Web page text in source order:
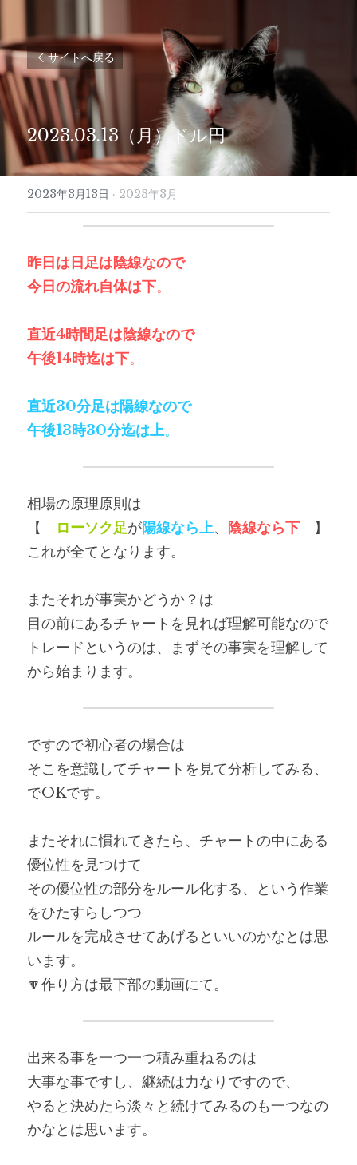
サイトへ戻る
2023.03.13（月）ドル円
2023年3月13日 · 2023年3月
昨日は日足は陰線なので
今日の流れ自体は下。
直近4時間足は陰線なので
午後14時迄は下。
直近30分足は陽線なので
午後13時30分迄は上。
相場の原理原則は
【
ローソク足が陽線なら上、 陰線なら下 】
これが全てとなります。
またそれが事実かどうか？は
目の前にあるチャートを見れば理解可能なので
トレードというのは、まずその事実を理解して
から始まります。
ですので初心者の場合は
そこを意識してチャートを見て分析してみる、
でOKです。
またそれに慣れてきたら、チャートの中にある
優位性を見つけて
その優位性の部分をルール化する、という作業
をひたすらしつつ
ルールを完成させてあげるといいのかなとは思
います。
🔽作り方は最下部の動画にて。
出来る事を一つ一つ積み重ねるのは
大事な事ですし、継続は力なりですので、
やると決めたら淡々と続けてみるのも一つなの
かなとは思います。